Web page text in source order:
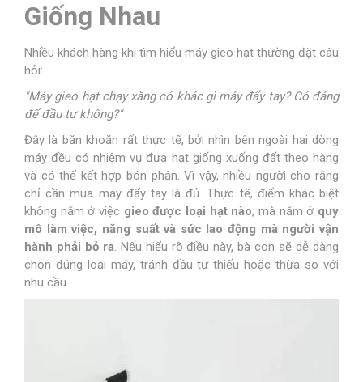
Giống Nhau
Nhiều khách hàng khi tìm hiểu máy gieo hạt thường đặt câu
hỏi:
"Máy gieo hạt chạy xăng có khác gì máy đẩy tay? Có đáng
để đầu tư không?"
Đây là băn khoăn rất thực tế, bởi nhìn bên ngoài hai dòng
máy đều có nhiệm vụ đưa hạt giống xuống đất theo hàng
và có thể kết hợp bón phân. Vì vậy, nhiều người cho rằng
chỉ cần mua máy đẩy tay là đủ. Thực tế, điểm khác biệt
không nằm ở việc gieo được loại hạt nào, mà nằm ở quy
mô làm việc, năng suất và sức lao động mà người vận
hành phải bỏ ra. Nếu hiểu rõ điều này, bà con sẽ dễ dàng
chọn đúng loại máy, tránh đầu tư thiếu hoặc thừa so với
nhu cầu.